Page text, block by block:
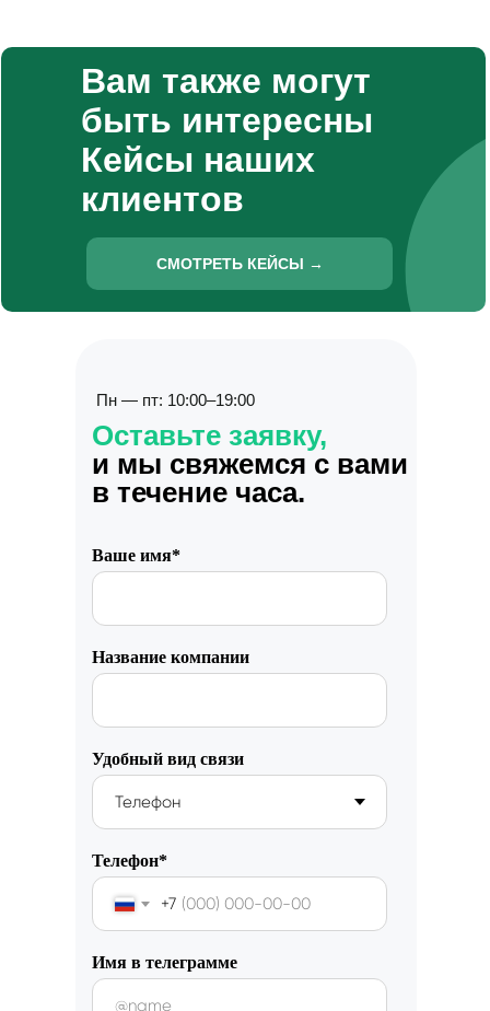
Вам также могут
быть интересны
Кейсы наших
клиентов
СМОТРЕТЬ КЕЙСЫ →
Оставьте заявку,
и мы свяжемся с вами
в течение часа.
Пн — пт: 10:00–19:00
Ваше имя*
Название компании
Удобный вид связи
Телефон*
+7
Имя в телеграмме